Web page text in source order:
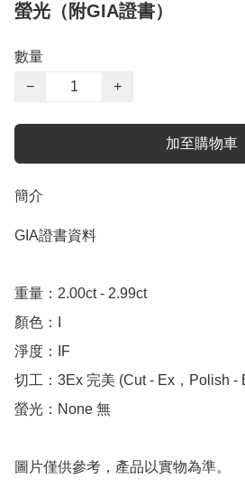
螢光（附GIA證書）
數量
−
+
加至購物車
簡介
GIA證書資料
重量：2.00ct - 2.99ct
顏色：I
淨度：IF
切工：3Ex 完美 (Cut - Ex，Polish -
螢光：None 無
圖片僅供參考，產品以實物為準。